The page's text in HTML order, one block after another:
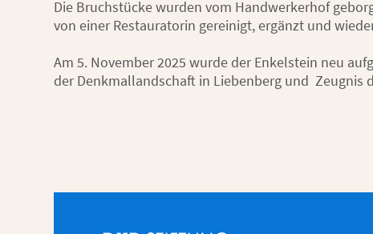
Die Bruchstücke wurden vom Handwerkerhof
von einer Restauratorin gereinigt, ergänzt und
Am 5. November 2025 wurde der Enkelstein neu
der Denkmallandschaft in Liebenberg und Zeugnis